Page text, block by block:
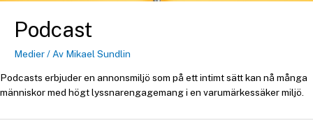
Podcast
Medier/ Av Mikael Sundlin
Podcasts erbjuder en annonsmiljö som på ett intimt sätt kan nå många
människor med högt lyssnarengagemang i en varumärkessäker miljö.